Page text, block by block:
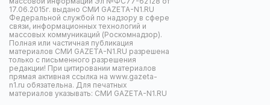
17.06.2015г. выдано СМИ GAZETA-N1.RU
Федеральной службой по надзору в сфере
связи, информационных технологий и
массовых коммуникаций (Роскомнадзор).
Полная или частичная публикация
материалов СМИ GAZETA-N1.RU разрешена
только с письменного разрешения
редакции! При цитировании материалов
прямая активная ссылка на www.gazeta-
n1.ru обязательна. Для печатных
материалов указывать: СМИ GAZETA-N1.RU